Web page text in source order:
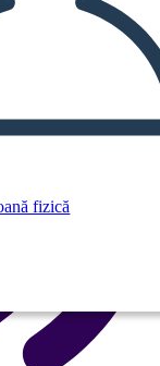
fizică